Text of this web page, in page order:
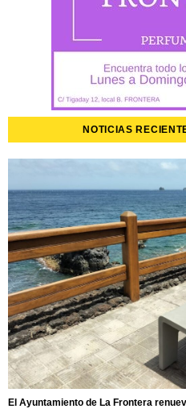
NOTICIAS
El Ayuntamiento de La Frontera